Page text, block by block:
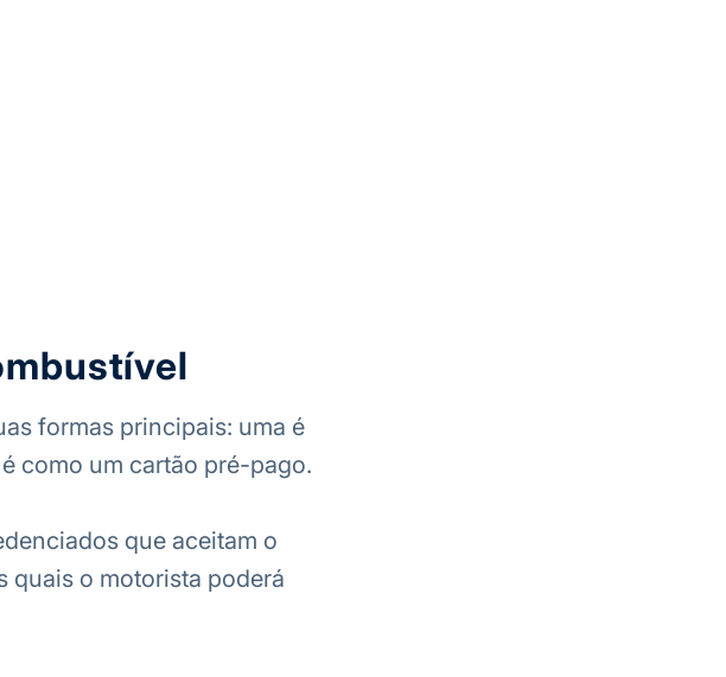
formas principais: uma é
como um cartão pré-pago.
que aceitam o
quais o motorista poderá